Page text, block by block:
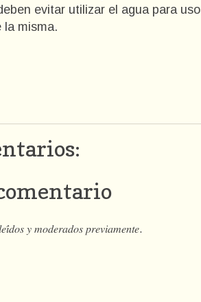
evitar utilizar el agua para uso
la misma.
𝑦 𝑚𝑜𝑑𝑒𝑟𝑎𝑑𝑜𝑠 𝑝𝑟𝑒𝑣𝑖𝑎𝑚𝑒𝑛𝑡𝑒.